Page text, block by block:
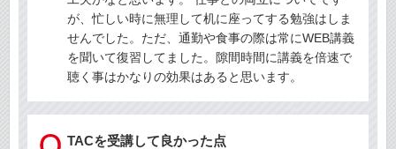
が、忙しい時に無理して机に座ってする勉強はしま
せんでした。ただ、通勤や食事の際は常にWEB講義
を聞いて復習してました。隙間時間に講義を倍速で
聴く事はかなりの効果はあると思います。
TACを受講して良かった点